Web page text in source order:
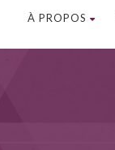
À PROPOS